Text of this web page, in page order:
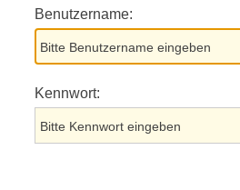
Benutzername:
Kennwort: